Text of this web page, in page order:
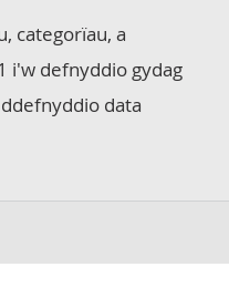
categorïau, a
i'w defnyddio gydag
data